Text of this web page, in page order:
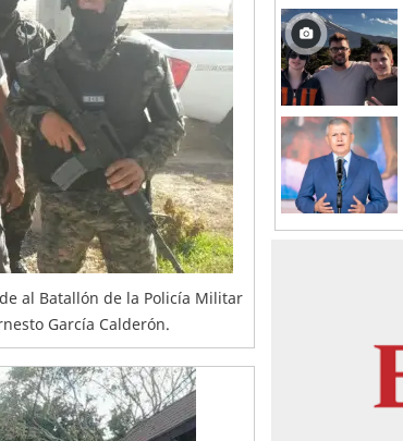
al Batallón de la Policía Militar
García Calderón.